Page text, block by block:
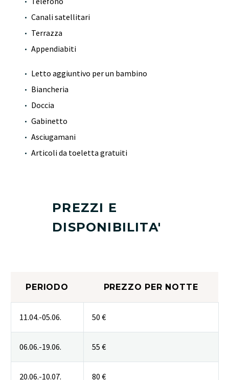
Canali satellitari
Terrazza
Appendiabiti
Letto aggiuntivo per un bambino
Biancheria
Doccia
Gabinetto
Asciugamani
Articoli da toeletta gratuiti
PREZZI E
DISPONIBILITA'
PERIODO PREZZO PER NOTTE
11.04.-05.06. 50 €
06.06.-19.06. 55 €
20.06.-10.07. 80 €